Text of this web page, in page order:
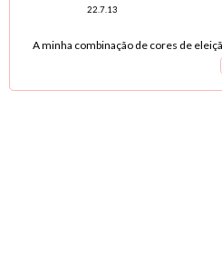
22.7.13
A minha combinação de cores de